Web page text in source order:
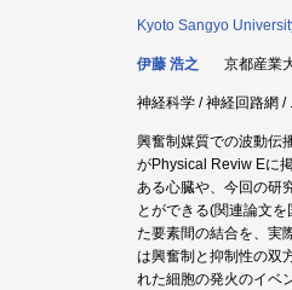
Kyoto Sangyo
伊藤 浩之 京都産業
神経科学 / 神経回路網
興奮制媒質での波動伝
がPhysical Reviw Eに
ある心臓や、今回の研
とができる(関連論文
た要素間の結合を、実
は興奮制と抑制性の双
れた細胞の発火のイベ